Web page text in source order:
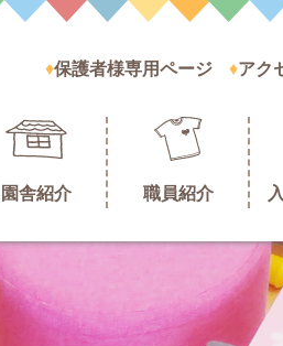
保護者様専用ページ アク
園舎紹介 職員紹介